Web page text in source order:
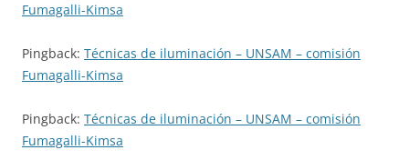
Fumagalli-Kimsa
Pingback: Técnicas de iluminación – UNSAM – comisión
Fumagalli-Kimsa
Pingback: Técnicas de iluminación – UNSAM – comisión
Fumagalli-Kimsa